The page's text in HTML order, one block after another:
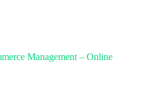
Management – Online